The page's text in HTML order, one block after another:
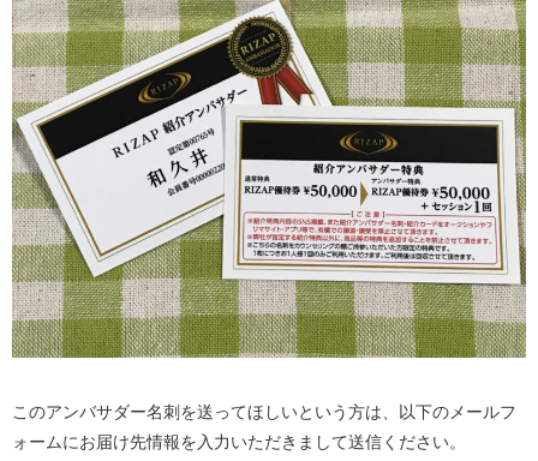
このアンバサダー名刺を送ってほしいという方は、以下のメールフ
ォームにお届け先情報を入力いただきまして送信ください。